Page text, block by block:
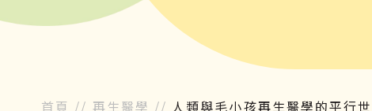
首頁 // 再生醫學 // 人類與毛小孩再生醫學的平行